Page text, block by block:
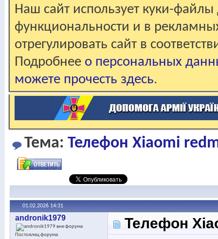
Наш сайт использует куки-файлы
функциональности и в
отрегулировать сайт в
Подробнее о персональных
можете прочесть здесь.
Тема: Телефон Xiaomi
01.02.2026 14:31
andronik1979
Постоялец форума
Телефон